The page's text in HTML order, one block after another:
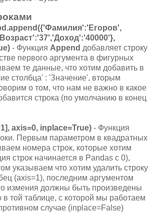
- Функция Append добавляет строку
первого аргумента в фигурных
те данные, что хотим добавить в
столбца' : 'Значение', вторым
о том, что нам не важно в какое
строка (по умолчанию в конец
axis=0, inplace=True) - Функция
Первым параметром в квадратных
номера строк, которые хотим
строк начинается в Pandas с 0),
указываем что хотим удалить строку
(axis=1), последним аргументом
измения должны быть произведены
в той таблице, с которой мы работаем
случае (inplace=False)